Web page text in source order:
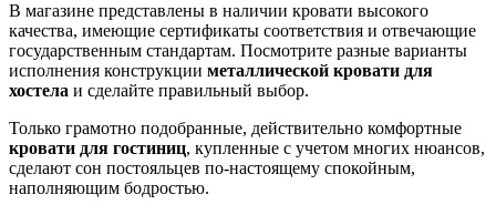
В магазине представлены в наличии кровати высокого
качества, имеющие сертификаты соответствия и отвечающие
государственным стандартам. Посмотрите разные варианты
исполнения конструкции металлической кровати для
хостела и сделайте правильный выбор.
Только грамотно подобранные, действительно комфортные
кровати для гостиниц, купленные с учетом многих нюансов,
сделают сон постояльцев по-настоящему спокойным,
наполняющим бодростью.